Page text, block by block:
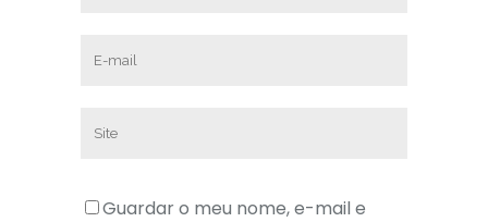
Guardar o meu nome, e-mail e